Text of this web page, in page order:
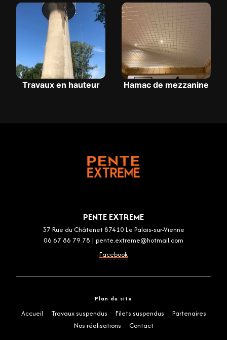
Travaux en hauteur Hamac de mezzanine
PENTE EXTREME
37 Rue du Châtenet 87410 Le Palais-sur-Vienne
06 67 86 79 78 | pente.extreme@hotmail.com
Facebook
Plan du site
Accueil Travaux suspendus Filets suspendus
Partenaires
Nos réalisations
Contact